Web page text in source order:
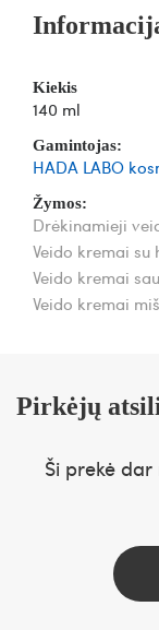
Kiekis
140 ml
Gamintojas:
HADA LABO
Žymos:
Drėkinamieji
Veido kremai su
Veido kremai
Veido kremai
Pirkėjų
Ši prekė